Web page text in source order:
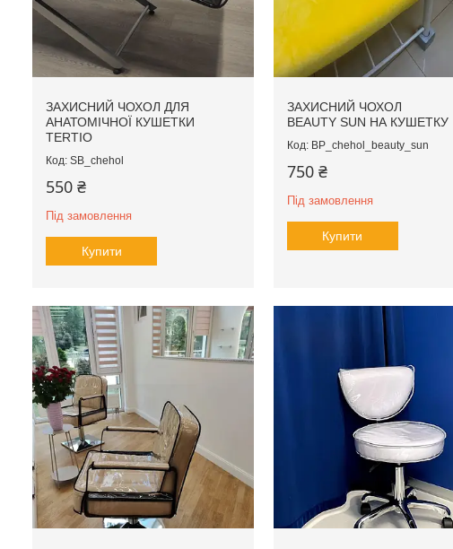
ЗАХИСНИЙ ЧОХОЛ ДЛЯ
АНАТОМІЧНОЇ КУШЕТКИ
TERTIO
SB_chehol
550 ₴
Під замовлення
Купити
ЗАХИСНИЙ ЧОХОЛ
BEAUTY SUN НА КУШЕТКУ
BP_chehol_beauty_sun
750 ₴
Під замовлення
Купити